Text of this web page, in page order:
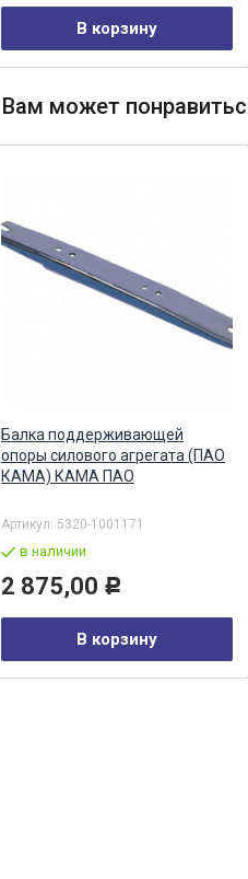
В корзину
Вам может
Балка поддерживающей
опоры силового агрегата (ПАО
КАМА) КАМА ПАО
Артикул: 5320-1001171
в наличии
2 875,00 Р
В корзину